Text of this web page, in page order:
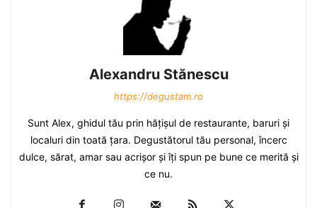
Alexandru Stănescu
https://degustam.ro
Sunt Alex, ghidul tău prin hăţişul de restaurante, baruri şi
localuri din toată ţara. Degustătorul tău personal, încerc
dulce, sărat, amar sau acrişor şi îţi spun pe bune ce merită şi
ce nu.